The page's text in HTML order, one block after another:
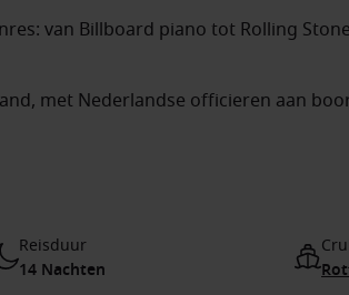
van Billboard piano tot Rolling
met Nederlandse officieren aan
Reisduur
14 Nachten